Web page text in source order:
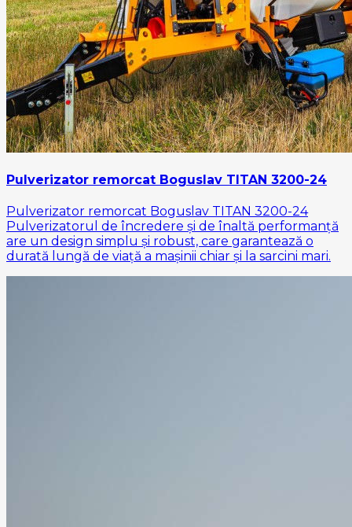
Pulverizator remorcat Boguslav TITAN 3200-24
Pulverizator remorcat Boguslav TITAN 3200-24
Pulverizatorul de încredere și de înaltă performanță
are un design simplu și robust, care garantează o
durată lungă de viață a mașinii chiar și la sarcini mari.